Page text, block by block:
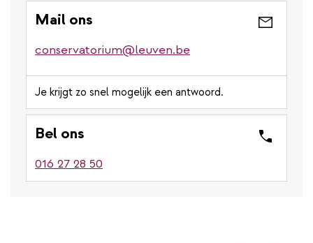
Mail ons
conservatorium@leuven.be
Je krijgt zo snel mogelijk een antwoord.
Bel ons
016 27 28 50